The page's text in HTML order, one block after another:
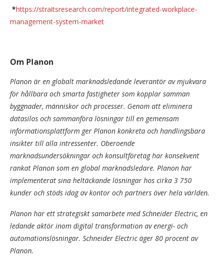
*https://straitsresearch.com/report/integrated-workplace-
management-system-market
Om Planon
Planon är en globalt marknadsledande leverantör av mjukvara
för hållbara och smarta fastigheter som kopplar samman
byggnader, människor och processer. Genom att eliminera
datasilos och sammanföra lösningar till en gemensam
informationsplattform ger Planon konkreta och handlingsbara
insikter till alla intressenter. Oberoende
marknadsundersökningar och konsultföretag har konsekvent
rankat Planon som en global marknadsledare. Planon har
implementerat sina heltäckande lösningar hos cirka 3 750
kunder och stöds idag av kontor och partners över hela världen.
Planon har ett strategiskt samarbete med Schneider Electric, en
ledande aktör inom digital transformation av energi- och
automationslösningar. Schneider Electric äger 80 procent av
Planon.